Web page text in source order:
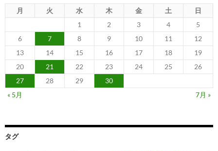
月 火 水 木 金 土
日
1
2 3 4
5
6
7 8 9 10 11
12
13
14 15 16 17 18
19
20
21 22 23 24 25
26
27
28 29
30
« 5月
7月 »
タグ